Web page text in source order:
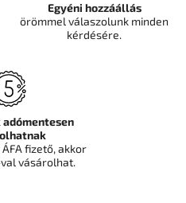
Egyéni hozzáállás
örömmel válaszolunk minden
kérdésére.
adómentesen
ÁFA fizető, akkor
vásárolhat.